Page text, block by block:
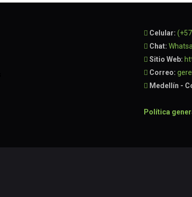
Celular:
Chat:
Sitio Web:
Correo:
Medellín -
Política